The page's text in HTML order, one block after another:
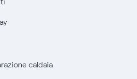
disabilità per offerte Fibra
caldaia